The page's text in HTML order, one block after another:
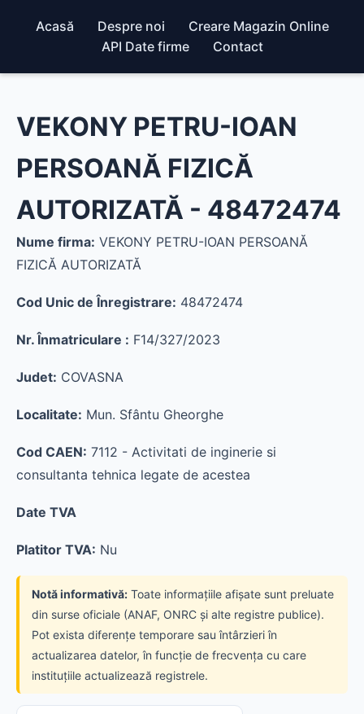
Acasă Despre noi
Creare Magazin Online
API Date firme
Contact
VEKONY PETRU-IOAN
PERSOANĂ FIZICĂ
AUTORIZATĂ - 48472474
Nume firma: VEKONY PETRU-IOAN PERSOANĂ
FIZICĂ AUTORIZATĂ
Cod Unic de Înregistrare: 48472474
Nr. Înmatriculare : F14/327/2023
Judet: COVASNA
Localitate: Mun. Sfântu Gheorghe
Cod CAEN: 7112 - Activitati de inginerie si
consultanta tehnica legate de acestea
Date TVA
Platitor TVA: Nu
Notă informativă: Toate informațiile afișate sunt preluate
din surse oficiale (ANAF, ONRC și alte registre publice).
Pot exista diferențe temporare sau întârzieri în
actualizarea datelor, în funcție de frecvența cu care
instituțiile actualizează registrele.